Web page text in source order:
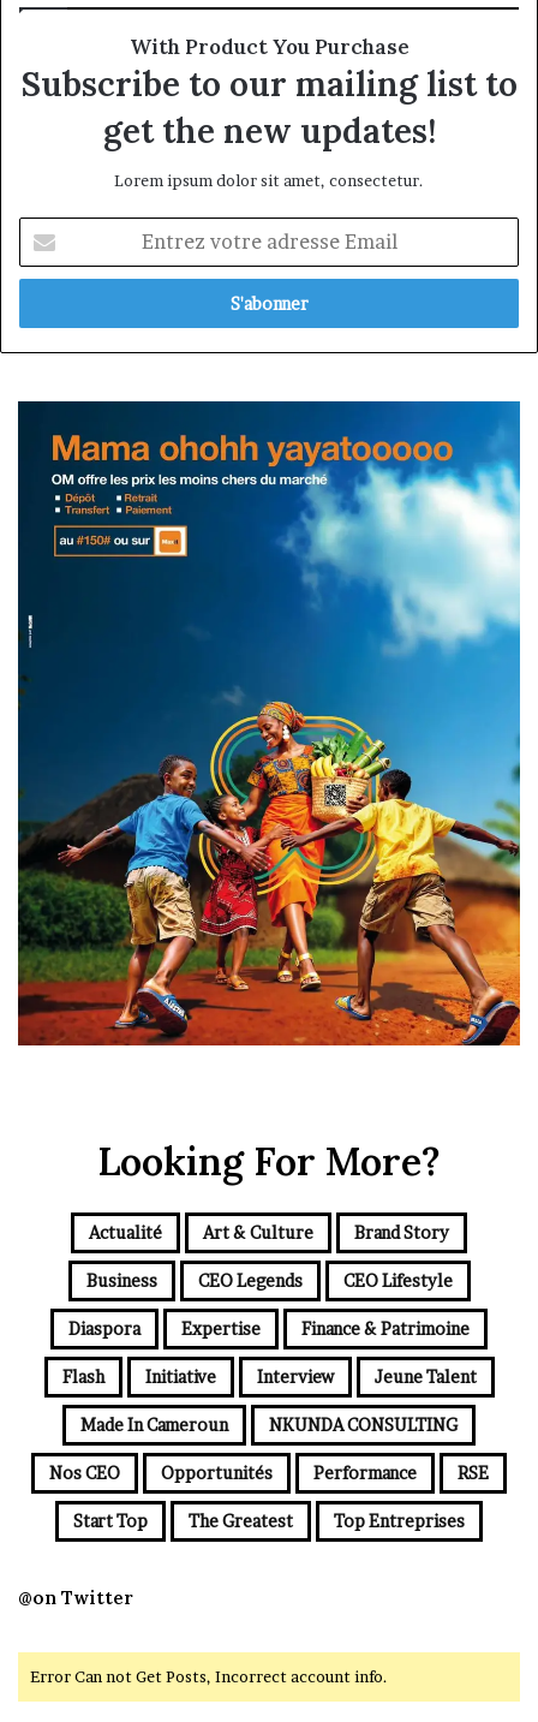
With Product You Purchase
Subscribe to our mailing list to
get the new updates!
Lorem ipsum dolor sit amet, consectetur.
votre
adresse
Looking For More?
Actualité Art & Culture Brand Story
Business CEO Legends CEO Lifestyle
Diaspora Expertise Finance & Patrimoine
Flash Initiative Interview Jeune Talent
Made In Cameroun NKUNDA CONSULTING
Nos CEO Opportunités Performance RSE
Start Top The Greatest Top Entreprises
@on Twitter
Error Can not Get Posts, Incorrect account info.